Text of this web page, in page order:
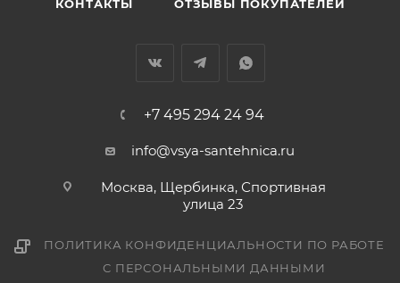
КОНТАКТЫ ОТЗЫВЫ ПОКУПАТЕЛЕЙ
+7 495 294 24 94
info@vsya-santehnica.ru
Москва, Щербинка, Спортивная
улица 23
ПОЛИТИКА КОНФИДЕНЦИАЛЬНОСТИ ПО РАБОТЕ
С ПЕРСОНАЛЬНЫМИ ДАННЫМИ